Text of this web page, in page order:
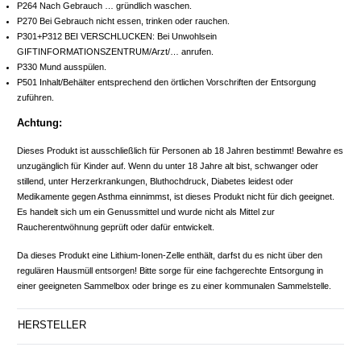
P264 Nach Gebrauch … gründlich waschen.
P270 Bei Gebrauch nicht essen, trinken oder rauchen.
P301+P312 BEI VERSCHLUCKEN: Bei Unwohlsein
GIFTINFORMATIONSZENTRUM/Arzt/… anrufen.
P330 Mund ausspülen.
P501 Inhalt/Behälter entsprechend den örtlichen Vorschriften der Entsorgung
zuführen.
Achtung:
Dieses Produkt ist ausschließlich für Personen ab 18 Jahren bestimmt! Bewahre es
unzugänglich für Kinder auf. Wenn du unter 18 Jahre alt bist, schwanger oder
stillend, unter Herzerkrankungen, Bluthochdruck, Diabetes leidest oder
Medikamente gegen Asthma einnimmst, ist dieses Produkt nicht für dich geeignet.
Es handelt sich um ein Genussmittel und wurde nicht als Mittel zur
Raucherentwöhnung geprüft oder dafür entwickelt.
Da dieses Produkt eine Lithium-Ionen-Zelle enthält, darfst du es nicht über den
regulären Hausmüll entsorgen! Bitte sorge für eine fachgerechte Entsorgung in
einer geeigneten Sammelbox oder bringe es zu einer kommunalen Sammelstelle.
HERSTELLER